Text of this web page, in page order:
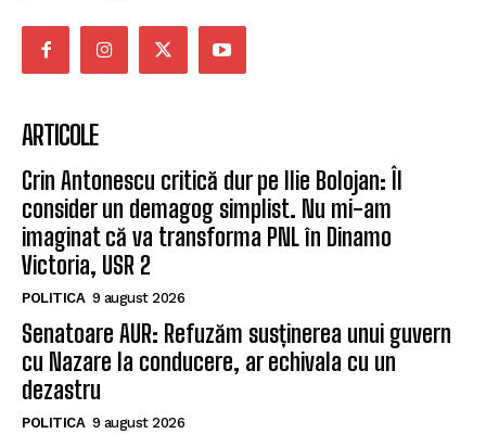
ARTICOLE
Crin Antonescu critică dur pe Ilie Bolojan: Îl
consider un demagog simplist. Nu mi-am
imaginat că va transforma PNL în Dinamo
Victoria, USR 2
POLITICA 9 august 2026
Senatoare AUR: Refuzăm susținerea unui guvern
cu Nazare la conducere, ar echivala cu un
dezastru
POLITICA 9 august 2026